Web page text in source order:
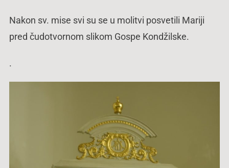
Nakon sv. mise svi su se u molitvi posvetili Mariji
pred čudotvornom slikom Gospe Kondžilske.
.